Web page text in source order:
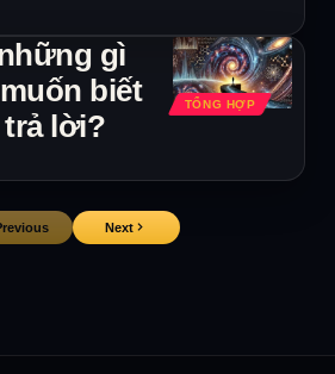
TỔNG HỢP
gì
biết
trả lời?
Next